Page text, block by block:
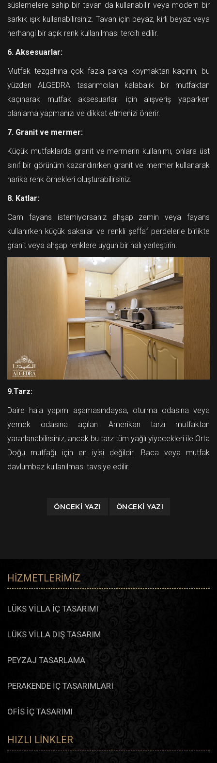
süslemelere sahip bir tavan da kullanabilir veya modern bir
sarkık ışık kullanabilirsiniz. Tavan için beyaz, kirli beyaz veya
herhangi bir açık renk kullanılması tercih edilir.
6. Aksesuarlar:
Mutfak tezgahına çok fazla parça koymaktan kaçının, bu
yüzden ALGEDRA tasarımcıları kalabalık bir mutfaktan
kaçınarak mutfak aksesuarları için alışveriş yaparken
planlama yapmanızı ve dikkat etmenizi önerir.
7. Granit ve mermer:
Küçük mutfaklarda granit ve mermerin kullanımı, onlara üst
sınıf bir görünüm kazandırırken granit ve mermer kullanarak
harika renk örnekleri oluşturabilirsiniz.
8. Katlar:
Cam fayans istemiyorsanız ahşap zemin veya fayans
kullanırken küçük saksılar ve renkli şeffaf perdelerle birlikte
granit veya ahşap renklere uygun bir halı yerleştirin.
9.Tarz:
Daire hala yapım aşamasındaysa, oturma odasına veya
yemek odasına açılan Amerikan tarzı mutfaktan
yararlanabilirsiniz, ancak bu tarz tüm yağlı yiyecekleri ile Orta
Doğu mutfağı için en iyisi değildir. Baca veya mutfak
davlumbaz kullanılması tavsiye edilir.
ÖNCEKI YAZI ÖNCEKI YAZI
HIZMETLERIMIZ
LÜKS VİLLA İÇ TASARIMI
LÜKS VİLLA DIŞ TASARIM
PEYZAJ TASARLAMA
PERAKENDE İÇ TASARIMLARI
OFİS İÇ TASARIMI
HIZLI LINKLER